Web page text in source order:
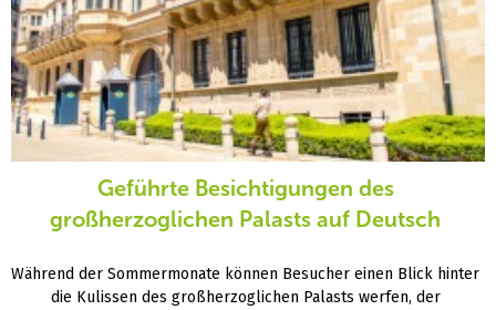
Geführte Besichtigungen des
großherzoglichen Palasts auf Deutsch
Während der Sommermonate können Besucher einen Blick hinter
die Kulissen des großherzoglichen Palasts werfen, der